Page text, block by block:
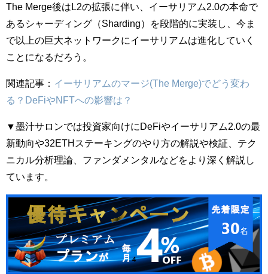
The Merge後はL2の拡張に伴い、イーサリアム2.0の本命で
あるシャーディング（Sharding）を段階的に実装し、今ま
で以上の巨大ネットワークにイーサリアムは進化していく
ことになるだろう。
関連記事： イーサリアムのマージ(The Merge)でどう変わ
る？DeFiやNFTへの影響は？
▼墨汁サロンでは投資家向けにDeFiやイーサリアム2.0の最
新動向や32ETHステーキングのやり方の解説や検証、テク
ニカル分析理論、ファンダメンタルなどをより深く解説し
ています。